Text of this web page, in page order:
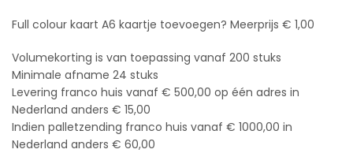
Full colour kaart A6 kaartje toevoegen? Meerprijs € 1,00
Volumekorting is van toepassing vanaf 200 stuks
Minimale afname 24 stuks
Levering franco huis vanaf € 500,00 op één adres in
Nederland anders € 15,00
Indien palletzending franco huis vanaf € 1000,00 in
Nederland anders € 60,00